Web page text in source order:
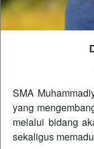
SMA
yang
melalui bidang
sekaligus